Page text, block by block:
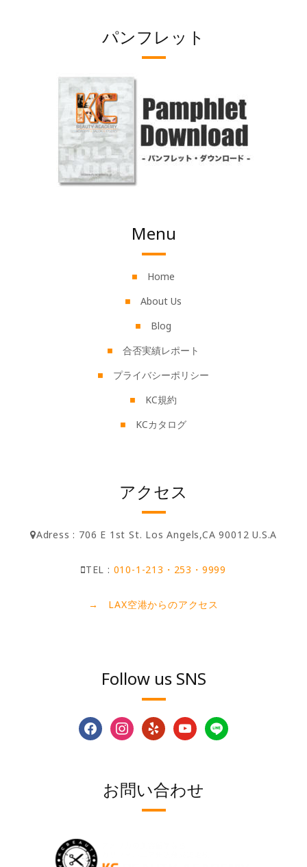
パンフレット
Menu
Home
About Us
Blog
合否実績レポート
プライバシーポリシー
KC規約
KCカタログ
アクセス
Adress : 706 E 1st St. Los Angels,CA 90012 U.S.A
TEL : 010-1-213・253・9999
→ LAX空港からのアクセス
Follow us SNS
facebookinstagram
yelp youtubeline
お問い合わせ